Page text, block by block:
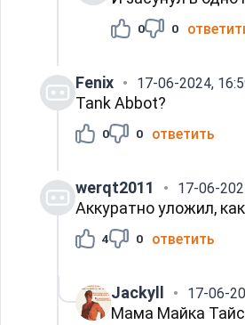
0 0
Fenix 17-06-2024,
Tank Abbot?
0 0 ответить
werqt2011 17-06-
Аккуратно уложил,
4 0 ответить
Jackyll 17-06-
Мама Майка